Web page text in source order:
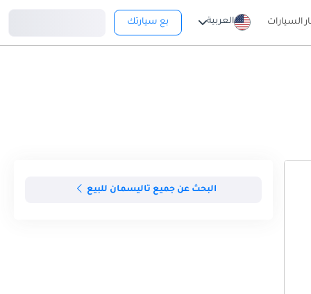
السيارات العربية بع سيارتك
البحث عن جميع تاليسمان للبيع